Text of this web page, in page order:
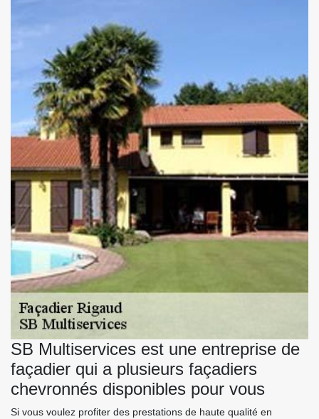
SB Multiservices est une entreprise de
façadier qui a plusieurs façadiers
chevronnés disponibles pour vous
Si vous voulez profiter des prestations de haute qualité en